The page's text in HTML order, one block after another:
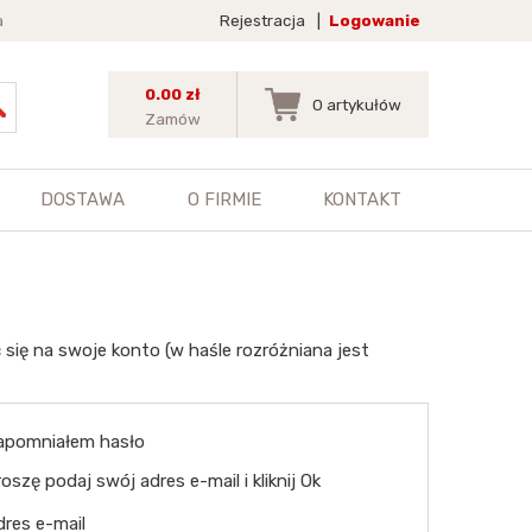
Rejestracja Logowanie
0.00 zł
Zamów
0 artykułów
DOSTAWA O FIRMIE KONTAKT
na swoje konto (w haśle rozróżniana jest
hasło
podaj swój adres e-mail i kliknij Ok
e-mail